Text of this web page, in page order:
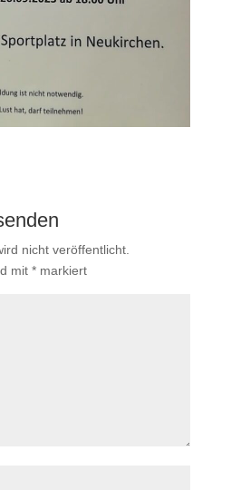
nicht veröffentlicht.
mit *markiert